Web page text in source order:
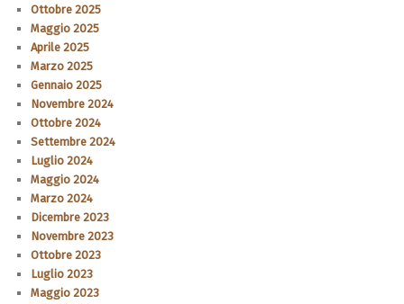
Ottobre 2025
Maggio 2025
Aprile 2025
Marzo 2025
Gennaio 2025
Novembre 2024
Ottobre 2024
Settembre 2024
Luglio 2024
Maggio 2024
Marzo 2024
Dicembre 2023
Novembre 2023
Ottobre 2023
Luglio 2023
Maggio 2023